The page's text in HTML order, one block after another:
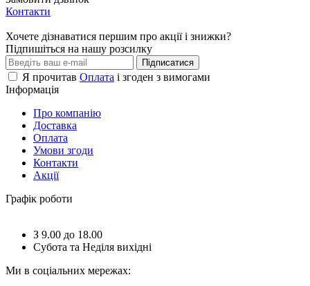
Контакти
Хочете дізнаватися першим про акції і знижки?
Підпишіться на нашу розсилку
Підписатися
Я прочитав Оплата і згоден з вимогами
Інформація
Про компанію
Доставка
Оплата
Умови згоди
Контакти
Акції
Графік роботи
З 9.00 до 18.00
Субота та Неділя вихідні
Ми в соціальних мережах: